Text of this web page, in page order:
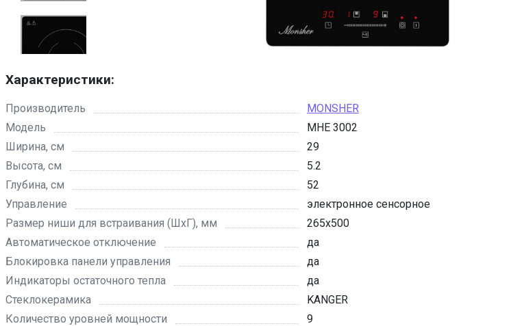
Характеристики:
Производитель
MONSHER
Модель
MHE 3002
Ширина, см
29
Высота, см
5.2
Глубина, см
52
Управление
электронное сенсорное
Размер ниши для встраивания (ШхГ), мм
265x500
Автоматическое отключение
да
Блокировка панели управления
да
Индикаторы остаточного тепла
да
Стеклокерамика
KANGER
Количество уровней мощности
9